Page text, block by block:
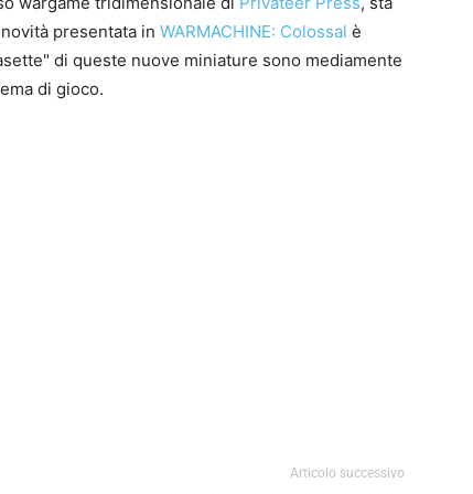
presentata in WARMACHINE: Colossal è
di queste nuove miniature sono mediamente
di gioco.
Articolo successivo